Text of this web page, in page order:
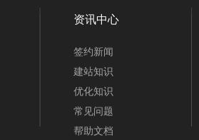
资讯中心
签约新闻
建站知识
优化知识
常见问题
帮助文档